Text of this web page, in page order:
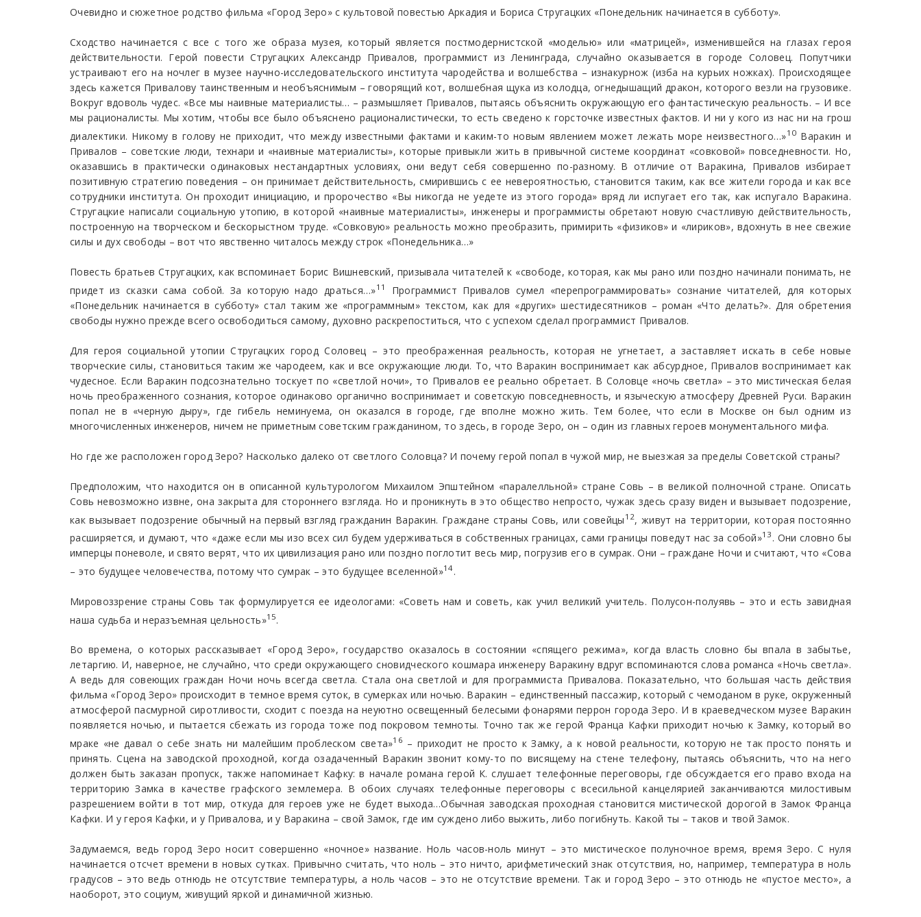
Очевидно и сюжетное родство фильма «Город Зеро» с культовой повестью Аркадия и Бориса Стругацких «Понедельник начинается в субботу».
Сходство начинается с все с того же образа музея, который является постмодернистской «моделью» или «матрицей», изменившейся на глазах героя
действительности. Герой повести Стругацких Александр Привалов, программист из Ленинграда, случайно оказывается в городе Соловец. Попутчики
устраивают его на ночлег в музее научно-исследовательского института чародейства и волшебства – изнакурнож (изба на курьих ножках). Происходящее
здесь кажется Привалову таинственным и необъяснимым – говорящий кот, волшебная щука из колодца, огнедышащий дракон, которого везли на грузовике.
Вокруг вдоволь чудес. «Все мы наивные материалисты… – размышляет Привалов, пытаясь объяснить окружающую его фантастическую реальность. – И все
мы рационалисты. Мы хотим, чтобы все было объяснено рационалистически, то есть сведено к горсточке известных фактов. И ни у кого из нас ни на грош
диалектики. Никому в голову не приходит, что между известными фактами и каким-то новым явлением может лежать море неизвестного…»10 Варакин и
Привалов – советские люди, технари и «наивные материалисты», которые привыкли жить в привычной системе координат «совковой» повседневности. Но,
оказавшись в практически одинаковых нестандартных условиях, они ведут себя совершенно по-разному. В отличие от Варакина, Привалов избирает
позитивную стратегию поведения – он принимает действительность, смирившись с ее невероятностью, становится таким, как все жители города и как все
сотрудники института. Он проходит инициацию, и пророчество «Вы никогда не уедете из этого города» вряд ли испугает его так, как испугало Варакина.
Стругацкие написали социальную утопию, в которой «наивные материалисты», инженеры и программисты обретают новую счастливую действительность,
построенную на творческом и бескорыстном труде. «Совковую» реальность можно преобразить, примирить «физиков» и «лириков», вдохнуть в нее свежие
силы и дух свободы – вот что явственно читалось между строк «Понедельника…»
Повесть братьев Стругацких, как вспоминает Борис Вишневский, призывала читателей к «свободе, которая, как мы рано или поздно начинали понимать, не
придет из сказки сама собой. За которую надо драться…»11
Программист Привалов сумел «перепрограммировать» сознание читателей, для которых
«Понедельник начинается в субботу» стал таким же «программным» текстом, как для «других» шестидесятников – роман «Что делать?». Для обретения
свободы нужно прежде всего освободиться самому, духовно раскрепоститься, что с успехом сделал программист Привалов.
Для героя социальной утопии Стругацких город Соловец – это преображенная реальность, которая не угнетает, а заставляет искать в себе новые
творческие силы, становиться таким же чародеем, как и все окружающие люди. То, что Варакин воспринимает как абсурдное, Привалов воспринимает как
чудесное. Если Варакин подсознательно тоскует по «светлой ночи», то Привалов ее реально обретает. В Соловце «ночь светла» – это мистическая белая
ночь преображенного сознания, которое одинаково органично воспринимает и советскую повседневность, и языческую атмосферу Древней Руси. Варакин
попал не в «черную дыру», где гибель неминуема, он оказался в городе, где вполне можно жить. Тем более, что если в Москве он был одним из
многочисленных инженеров, ничем не приметным советским гражданином, то здесь, в городе Зеро, он – один из главных героев монументального мифа.
Но где же расположен город Зеро? Насколько далеко от светлого Соловца? И почему герой попал в чужой мир, не выезжая за пределы Советской страны?
Предположим, что находится он в описанной культурологом Михаилом Эпштейном «паралелльной» стране Совь – в великой полночной стране. Описать
Совь невозможно извне, она закрыта для стороннего взгляда. Но и проникнуть в это общество непросто, чужак здесь сразу виден и вызывает подозрение,
как вызывает подозрение обычный на первый взгляд гражданин Варакин. Граждане страны Совь, или совейцы 12, живут на территории, которая постоянно
расширяется, и думают, что «даже если мы изо всех сил будем удерживаться в собственных границах, сами границы поведут нас за собой»13 . Они словно бы
имперцы поневоле, и свято верят, что их цивилизация рано или поздно поглотит весь мир, погрузив его в сумрак. Они – граждане Ночи и считают, что «Сова
– это будущее человечества, потому что сумрак – это будущее вселенной»14.
Мировоззрение страны Совь так формулируется ее идеологами: «Советь нам и советь, как учил великий учитель. Полусон-полуявь – это и есть завидная
наша судьба и неразъемная цельность»15.
Во времена, о которых рассказывает «Город Зеро», государство оказалось в состоянии «спящего режима», когда власть словно бы впала в забытье,
летаргию. И, наверное, не случайно, что среди окружающего сновидческого кошмара инженеру Варакину вдруг вспоминаются слова романса «Ночь светла».
А ведь для совеющих граждан Ночи ночь всегда светла. Стала она светлой и для программиста Привалова. Показательно, что большая часть действия
фильма «Город Зеро» происходит в темное время суток, в сумерках или ночью. Варакин – единственный пассажир, который с чемоданом в руке, окруженный
атмосферой пасмурной сиротливости, сходит с поезда на неуютно освещенный белесыми фонарями перрон города Зеро. И в краеведческом музее Варакин
появляется ночью, и пытается сбежать из города тоже под покровом темноты. Точно так же герой Франца Кафки приходит ночью к Замку, который во
мраке «не давал о себе знать ни малейшим проблеском света»16 – приходит не просто к Замку, а к новой реальности, которую не так просто понять и
принять. Сцена на заводской проходной, когда озадаченный Варакин звонит кому-то по висящему на стене телефону, пытаясь объяснить, что на него
должен быть заказан пропуск, также напоминает Кафку: в начале романа герой К. слушает телефонные переговоры, где обсуждается его право входа на
территорию Замка в качестве графского землемера. В обоих случаях телефонные переговоры с всесильной канцелярией заканчиваются милостивым
разрешением войти в тот мир, откуда для героев уже не будет выхода…Обычная заводская проходная становится мистической дорогой в Замок Франца
Кафки. И у героя Кафки, и у Привалова, и у Варакина – свой Замок, где им суждено либо выжить, либо погибнуть. Какой ты – таков и твой Замок.
Задумаемся, ведь город Зеро носит совершенно «ночное» название. Ноль часов-ноль минут – это мистическое полуночное время, время Зеро. С нуля
начинается отсчет времени в новых сутках. Привычно считать, что ноль – это ничто, арифметический знак отсутствия, но, например, температура в ноль
градусов – это ведь отнюдь не отсутствие температуры, а ноль часов – это не отсутствие времени. Так и город Зеро – это отнюдь не «пустое место», а
наоборот, это социум, живущий яркой и динамичной жизнью.